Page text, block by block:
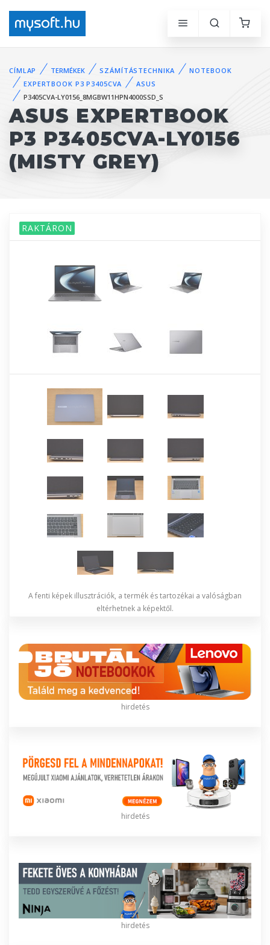
CÍMLAP TERMÉKEK SZÁMÍTÁSTECHNIKA
NOTEBOOK
EXPERTBOOK P3 P3405CVA
ASUS
P3405CVA-LY0156_8MGBW11HPN4000SSD_S
ASUS EXPERTBOOK
P3 P3405CVA-LY0156
(MISTY GREY)
RAKTÁRON
A fenti képek illusztrációk, a termék és tartozékai a valóságban
eltérhetnek a képektől.
hirdetés
hirdetés
hirdetés